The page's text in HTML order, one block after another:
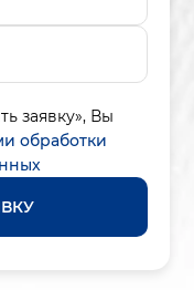
заявку», Вы
обработки